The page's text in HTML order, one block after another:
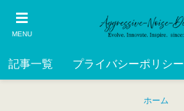
MENU
記事一覧 プライバシーポリシー
ホーム